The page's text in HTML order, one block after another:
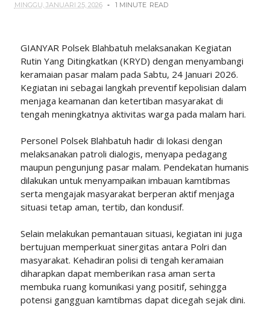
MINGGU, JANUARI 25, 2026 1 MINUTE READ
GIANYAR Polsek Blahbatuh melaksanakan Kegiatan
Rutin Yang Ditingkatkan (KRYD) dengan menyambangi
keramaian pasar malam pada Sabtu, 24 Januari 2026.
Kegiatan ini sebagai langkah preventif kepolisian dalam
menjaga keamanan dan ketertiban masyarakat di
tengah meningkatnya aktivitas warga pada malam hari.
Personel Polsek Blahbatuh hadir di lokasi dengan
melaksanakan patroli dialogis, menyapa pedagang
maupun pengunjung pasar malam. Pendekatan humanis
dilakukan untuk menyampaikan imbauan kamtibmas
serta mengajak masyarakat berperan aktif menjaga
situasi tetap aman, tertib, dan kondusif.
Selain melakukan pemantauan situasi, kegiatan ini juga
bertujuan memperkuat sinergitas antara Polri dan
masyarakat. Kehadiran polisi di tengah keramaian
diharapkan dapat memberikan rasa aman serta
membuka ruang komunikasi yang positif, sehingga
potensi gangguan kamtibmas dapat dicegah sejak dini.